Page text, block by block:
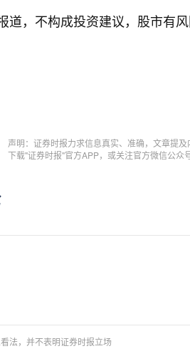
道，不构成投资建议，股市有
声明：证券时报力求信息真实、准确，文章提
下载"证券时报"官方APP，或关注官方微信公
法，并不表明证券时报立场